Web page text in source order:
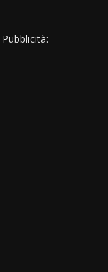
Pubblicità: